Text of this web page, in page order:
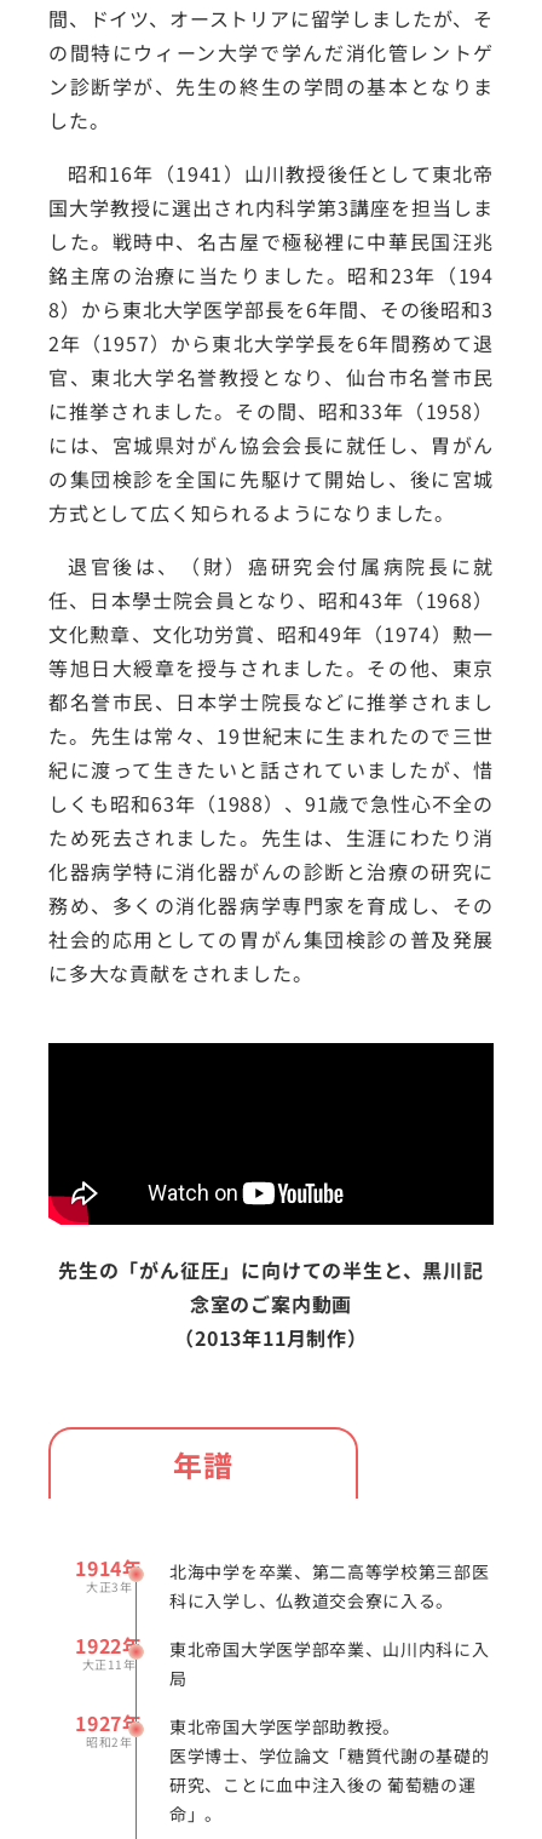
間、ドイツ、オーストリアに留学しましたが、そ
の間特にウィーン大学で学んだ消化管レントゲ
ン診断学が、先生の終生の学問の基本となりま
した。
昭和16年（1941）山川教授後任として東北帝
国大学教授に選出され内科学第3講座を担当しま
した。戦時中、名古屋で極秘裡に中華民国汪兆
銘主席の治療に当たりました。昭和23年（194
8）から東北大学医学部長を6年間、その後昭和3
2年（1957）から東北大学学長を6年間務めて退
官、東北大学名誉教授となり、仙台市名誉市民
に推挙されました。その間、昭和33年（1958）
には、宮城県対がん協会会長に就任し、胃がん
の集団検診を全国に先駆けて開始し、後に宮城
方式として広く知られるようになりました。
退官後は、（財）癌研究会付属病院長に就
任、日本學士院会員となり、昭和43年（1968）
文化勲章、文化功労賞、昭和49年（1974）勲一
等旭日大綬章を授与されました。その他、東京
都名誉市民、日本学士院長などに推挙されまし
た。先生は常々、19世紀末に生まれたので三世
紀に渡って生きたいと話されていましたが、惜
しくも昭和63年（1988）、91歳で急性心不全の
ため死去されました。先生は、生涯にわたり消
化器病学特に消化器がんの診断と治療の研究に
務め、多くの消化器病学専門家を育成し、その
社会的応用としての胃がん集団検診の普及発展
に多大な貢献をされました。
先生の「がん征圧」に向けての半生と、黒川記
念室のご案内動画
（2013年11月制作）
年譜
1914年
大正3年
北海中学を卒業、第二高等学校第三部医
科に入学し、仏教道交会寮に入る。
1922年
大正11年
東北帝国大学医学部卒業、山川内科に入
局
1927年
昭和2年
東北帝国大学医学部助教授。
医学博士、学位論文「糖質代謝の基礎的
研究、ことに血中注入後の 葡萄糖の運
命」。